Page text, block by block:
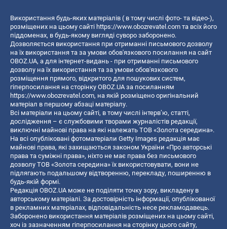
Використання будь-яких матеріалів ( в тому числі фото- та відео-),
розміщених на цьому сайті https://www.obozrevatel.com та всіх його
піддоменах, в будь-якому вигляді суворо заборонено.
Дозволяється використання при отриманні письмового дозволу
на їх використання та за умови обов'язкового посилання на сайт
OBOZ.UA, а для інтернет-видань - при отриманні письмового
дозволу на їх використання та за умови обов'язкового
розміщення прямого, відкритого для пошукових систем,
гіперпосилання на сторінку OBOZ.UA за посиланням
https://www.obozrevatel.com, на якій розміщено оригінальний
матеріал в першому абзаці матеріалу.
Всі матеріали на цьому сайті, в тому числі інтерв’ю, статті,
дослідження – є службовими творами журналістів редакції,
виключні майнові права на які належать ТОВ «Золота середина».
На всі опубліковані фотоматеріали Getty Images редакція має
майнові права, які захищаються законом України «Про авторські
права та суміжні права», ніхто не має права без письмового
дозволу ТОВ «Золота середина» їх використовувати, вони не
підлягають подальшому відтворенню, перекладу, поширенню в
будь-якій формі.
Редакція OBOZ.UA може не поділяти точку зору, викладену в
авторському матеріалі. За достовірність інформації, опублікованої
в рекламних матеріалах, відповідальність несе рекламодавець.
Заборонено використання матеріалів розміщених на цьому сайті,
хоч із зазначенням гіперпосилання на сторінку цього сайту,